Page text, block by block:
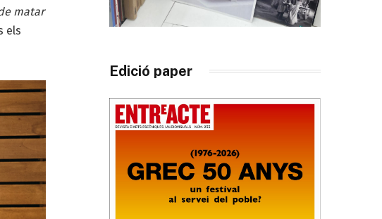
matar
els
Edició paper